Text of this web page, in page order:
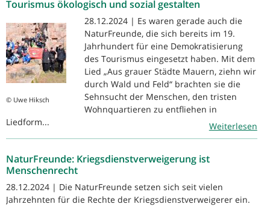
Tourismus ökologisch und sozial gestalten
© Uwe Hiksch
28.12.2024 | Es waren gerade auch die
NaturFreunde, die sich bereits im 19.
Jahrhundert für eine Demokratisierung
des Tourismus eingesetzt haben. Mit dem
Lied „Aus grauer Städte Mauern, ziehn wir
durch Wald und Feld“ brachten sie die
Sehnsucht der Menschen, den tristen
Wohnquartieren zu entfliehen in
Liedform...
Weiterlesen
NaturFreunde: Kriegsdienstverweigerung ist
Menschenrecht
28.12.2024 | Die NaturFreunde setzen sich seit vielen
Jahrzehnten für die Rechte der Kriegsdienstverweigerer ein.